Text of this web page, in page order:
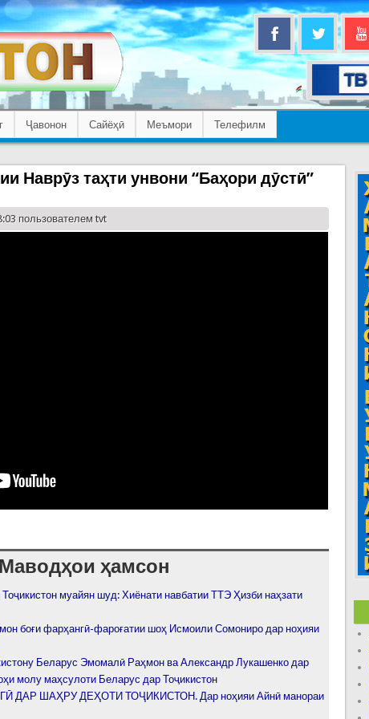
Ҷавонон Сайёҳӣ Меъмори Телефилм
Наврӯз таҳти унвони “Баҳори дӯстӣ”
пользователемtvt
Маводҳои ҳамсон
муайян шуд: Хиёнати навбатии ТТЭ Ҳизби наҳзати
боғи фарҳангӣ-фароғатии шоҳ Исмоили Сомониро дар ноҳияи
Беларус Эмомалӣ Раҳмон ва Александр Лукашенко дар
молу маҳсулоти Беларус дар Тоҷикистон
ДАР ШАҲРУ ДЕҲОТИ ТОҶИКИСТОН. Дар ноҳияи Айнӣ манораи